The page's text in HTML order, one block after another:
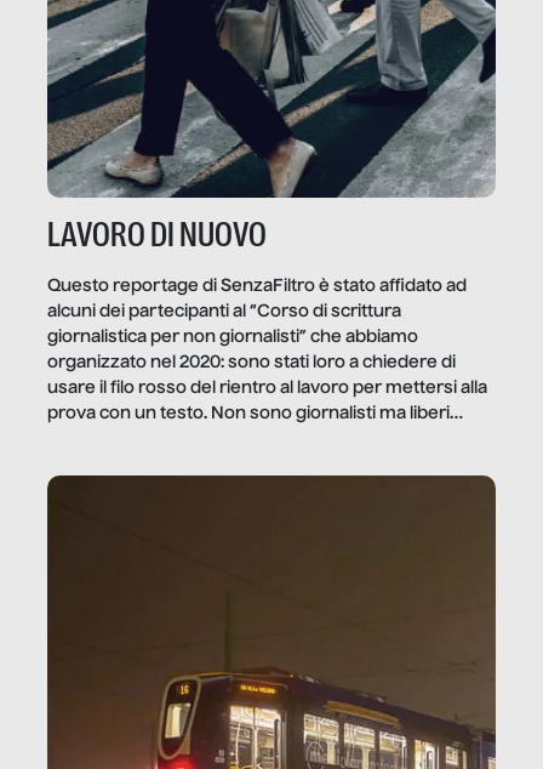
LAVORO DI NUOVO
Questo reportage di SenzaFiltro è stato affidato ad
alcuni dei partecipanti al “Corso di scrittura
giornalistica per non giornalisti” che abbiamo
organizzato nel 2020: sono stati loro a chiedere di
usare il filo rosso del rientro al lavoro per mettersi alla
prova con un testo. Non sono giornalisti ma liberi